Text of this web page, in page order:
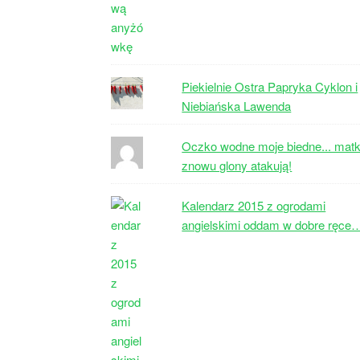
Piekielnie Ostra Papryka Cyklon i
Niebiańska Lawenda
Oczko wodne moje biedne...
znowu glony atakują!
Kalendarz 2015 z ogrodami
angielskimi oddam w dobre